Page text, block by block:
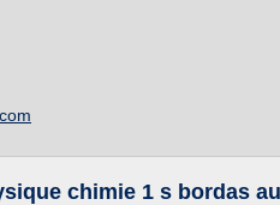
chimie 1 s bordas